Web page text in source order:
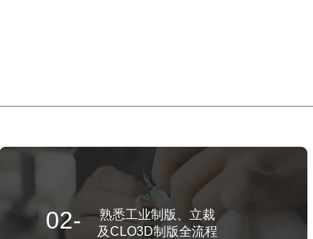
02-
熟悉工业制版、立裁
及CLO3D制版全流程